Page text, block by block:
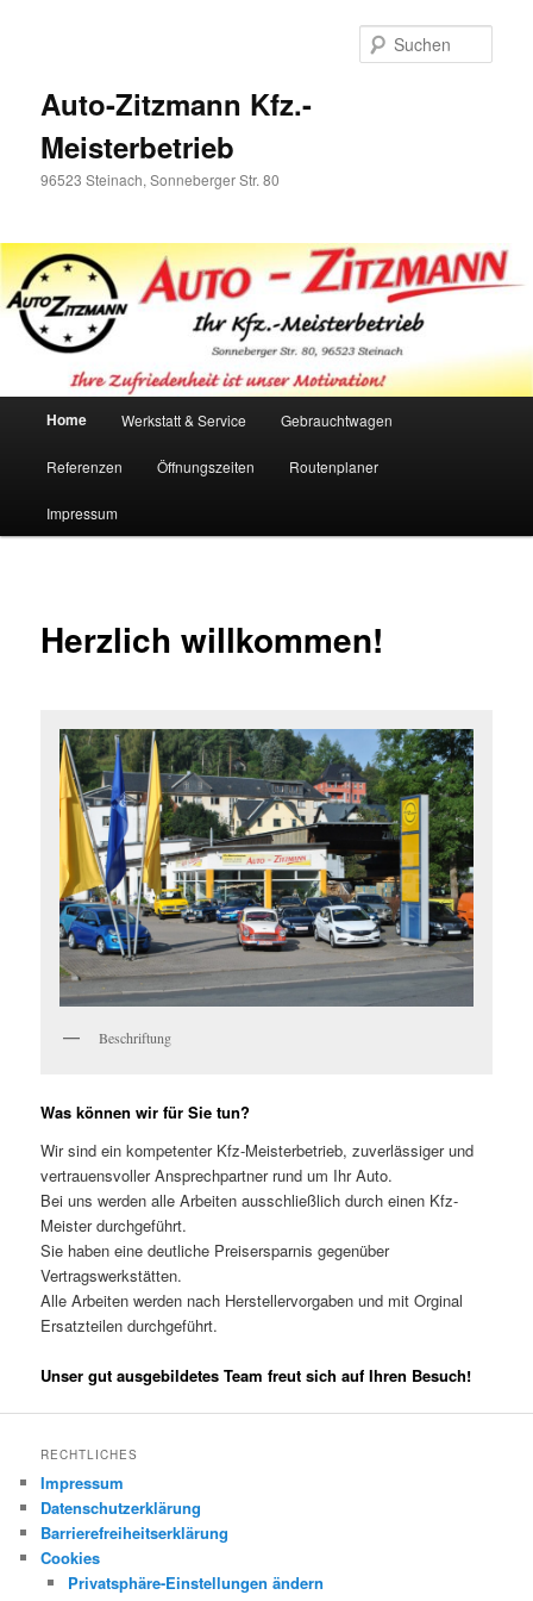
Auto-Zitzmann Kfz.-
Meisterbetrieb
96523 Steinach, Sonneberger Str. 80
HauptmenüHome Werkstatt & Service Gebrauchtwagen
Referenzen Öffnungszeiten Routenplaner
Impressum
Herzlich willkommen!
Beschriftung
Was können wir für Sie tun?
Wir sind ein kompetenter Kfz-Meisterbetrieb, zuverlässiger und
vertrauensvoller Ansprechpartner rund um Ihr Auto.
Bei uns werden alle Arbeiten ausschließlich durch einen Kfz-
Meister durchgeführt.
Sie haben eine deutliche Preisersparnis gegenüber
Vertragswerkstätten.
Alle Arbeiten werden nach Herstellervorgaben und mit Orginal
Ersatzteilen durchgeführt.
Unser gut ausgebildetes Team freut sich auf Ihren Besuch!
RECHTLICHES
Impressum
Datenschutzerklärung
Barrierefreiheitserklärung
Cookies
Privatsphäre-Einstellungen ändern